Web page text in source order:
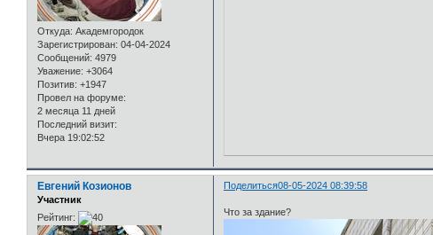
Откуда: Академгородок
Зарегистрирован: 04-04-2024
Сообщений: 4979
Уважение: +3064
Позитив: +1947
Провел на форуме:
2 месяца 11 дней
Последний визит:
Вчера 19:02:52
Поделиться08-05-2024 08:39:58
Евгений Козионов
Участник
Рейтинг:
Что за здание?